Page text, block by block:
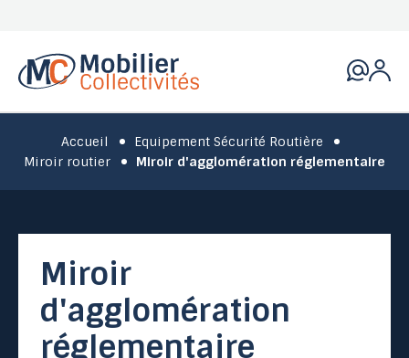
Accueil
Equipement Sécurité Routière
Miroir routier
Miroir d'agglomération réglementaire
Miroir
d'agglomération
réglementaire